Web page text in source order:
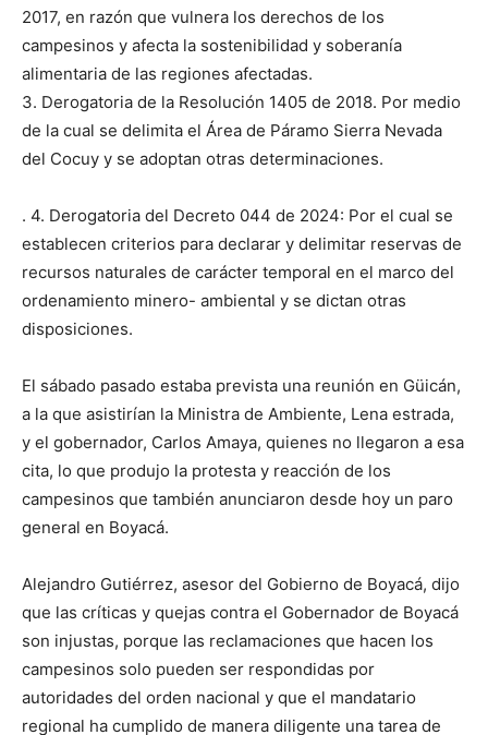
2017, en razón que vulnera los derechos de los
campesinos y afecta la sostenibilidad y soberanía
alimentaria de las regiones afectadas.
3. Derogatoria de la Resolución 1405 de 2018. Por medio
de la cual se delimita el Área de Páramo Sierra Nevada
del Cocuy y se adoptan otras determinaciones.
. 4. Derogatoria del Decreto 044 de 2024: Por el cual se
establecen criterios para declarar y delimitar reservas de
recursos naturales de carácter temporal en el marco del
ordenamiento minero- ambiental y se dictan otras
disposiciones.
El sábado pasado estaba prevista una reunión en Güicán,
a la que asistirían la Ministra de Ambiente, Lena estrada,
y el gobernador, Carlos Amaya, quienes no llegaron a esa
cita, lo que produjo la protesta y reacción de los
campesinos que también anunciaron desde hoy un paro
general en Boyacá.
Alejandro Gutiérrez, asesor del Gobierno de Boyacá, dijo
que las críticas y quejas contra el Gobernador de Boyacá
son injustas, porque las reclamaciones que hacen los
campesinos solo pueden ser respondidas por
autoridades del orden nacional y que el mandatario
regional ha cumplido de manera diligente una tarea de